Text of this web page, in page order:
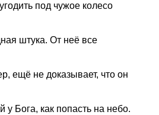
под чужое колесо
штука. От неё все
ещё не доказывает, что он
у Бога, как попасть на небо.